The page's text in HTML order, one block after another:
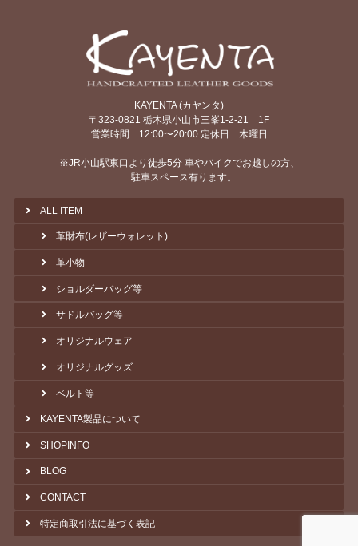
KAYENTA (カヤンタ)
〒323-0821 栃木県小山市三峯1-2-21 1F
営業時間 12:00〜20:00 定休日 木曜日
※JR小山駅東口より徒歩5分 車やバイクでお越しの方、
駐車スペース有ります。
ALL ITEM
革財布(レザーウォレット)
革小物
ショルダーバッグ等
サドルバッグ等
オリジナルウェア
オリジナルグッズ
ベルト等
KAYENTA製品について
SHOPINFO
BLOG
CONTACT
特定商取引法に基づく表記